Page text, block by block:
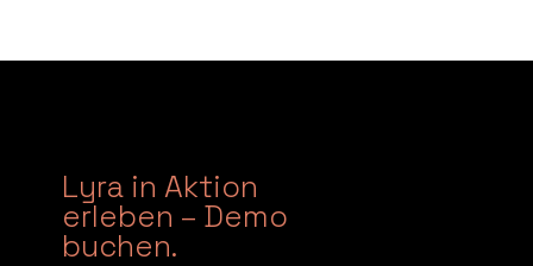
Lyra in Aktion
erleben – Demo
buchen.